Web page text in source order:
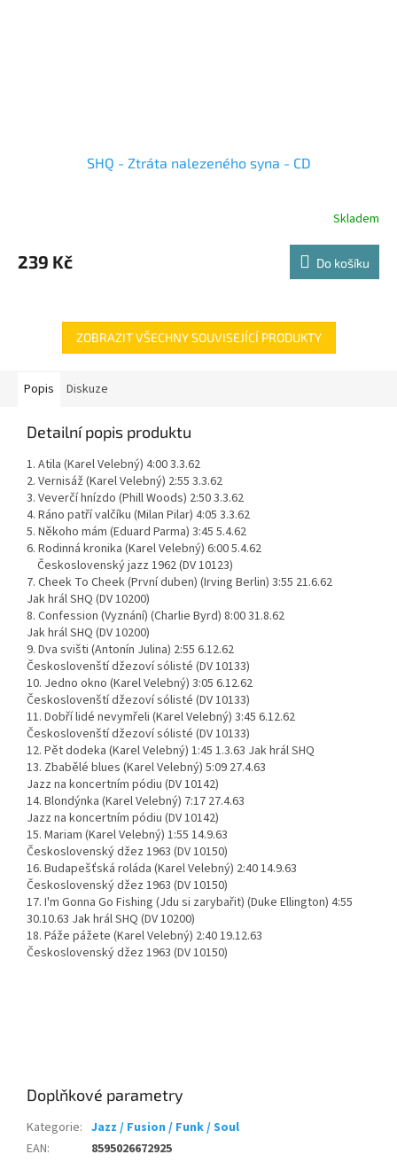
SHQ - Ztráta nalezeného syna - CD
Skladem
239 Kč Do košíku
ZOBRAZIT VŠECHNY SOUVISEJÍCÍ PRODUKTY
Popis Diskuze
Detailní popis produktu
1. Atila (Karel Velebný) 4:00 3.3.62
2. Vernisáž (Karel Velebný) 2:55 3.3.62
3. Veverčí hnízdo (Phill Woods) 2:50 3.3.62
4. Ráno patří valčíku (Milan Pilar) 4:05 3.3.62
5. Někoho mám (Eduard Parma) 3:45 5.4.62
6. Rodinná kronika (Karel Velebný) 6:00 5.4.62
Československý jazz 1962 (DV 10123)
7. Cheek To Cheek (První duben) (Irving Berlin) 3:55 21.6.62
Jak hrál SHQ (DV 10200)
8. Confession (Vyznání) (Charlie Byrd) 8:00 31.8.62
Jak hrál SHQ (DV 10200)
9. Dva svišti (Antonín Julina) 2:55 6.12.62
Českoslovenští džezoví sólisté (DV 10133)
10. Jedno okno (Karel Velebný) 3:05 6.12.62
Českoslovenští džezoví sólisté (DV 10133)
11. Dobří lidé nevymřeli (Karel Velebný) 3:45 6.12.62
Českoslovenští džezoví sólisté (DV 10133)
12. Pět dodeka (Karel Velebný) 1:45 1.3.63 Jak hrál SHQ
13. Zbabělé blues (Karel Velebný) 5:09 27.4.63
Jazz na koncertním pódiu (DV 10142)
14. Blondýnka (Karel Velebný) 7:17 27.4.63
Jazz na koncertním pódiu (DV 10142)
15. Mariam (Karel Velebný) 1:55 14.9.63
Československý džez 1963 (DV 10150)
16. Budapešťská roláda (Karel Velebný) 2:40 14.9.63
Československý džez 1963 (DV 10150)
17. I'm Gonna Go Fishing (Jdu si zarybařit) (Duke Ellington) 4:55
30.10.63 Jak hrál SHQ (DV 10200)
18. Páže pážete (Karel Velebný) 2:40 19.12.63
Československý džez 1963 (DV 10150)
Doplňkové parametry
Kategorie: Jazz / Fusion / Funk / Soul
EAN: 8595026672925